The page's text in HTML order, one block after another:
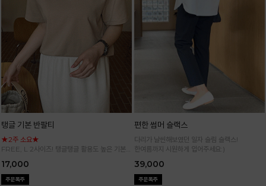
탱글 기본 반팔티
★2주 소요★
FREE, L 2사이즈! 탱글탱글 활용도 높은 기본
17,000
편한 썸머 슬랙스
다리가 날씬해보였던 일자 슬림 슬랙스!
한여름까지 시원하게 입어주세요:)
39,000